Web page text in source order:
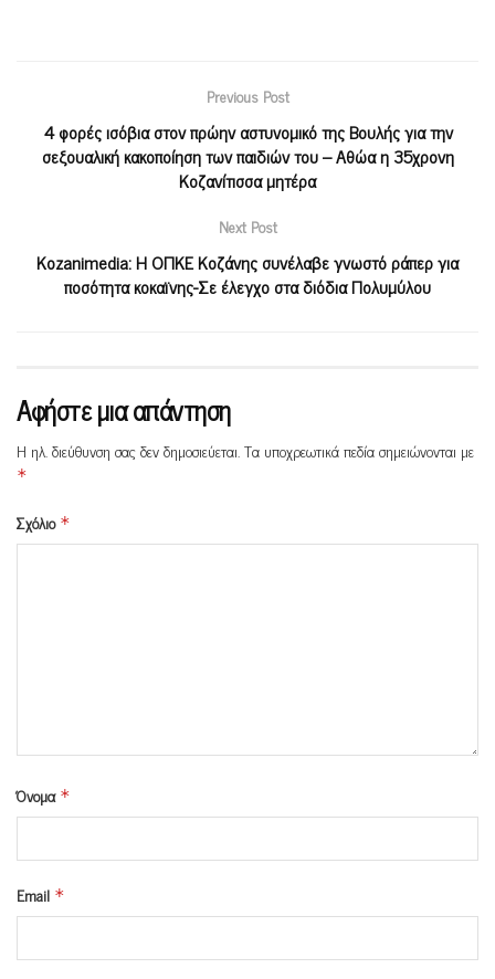
Previous Post
4 φορές ισόβια στον πρώην αστυνομικό της Βουλής για την
σεξουαλική κακοποίηση των παιδιών του – Αθώα η 35χρονη
Κοζανίτισσα μητέρα
Next Post
Kozanimedia: Η ΟΠΚΕ Κοζάνης συνέλαβε γνωστό ράπερ για
ποσότητα κοκαϊνης-Σε έλεγχο στα διόδια Πολυμύλου
Αφήστε μια απάντηση
Η ηλ. διεύθυνση σας δεν δημοσιεύεται.Τα υποχρεωτικά πεδία σημειώνονται με
*
Σχόλιο *
Όνομα *
Email *